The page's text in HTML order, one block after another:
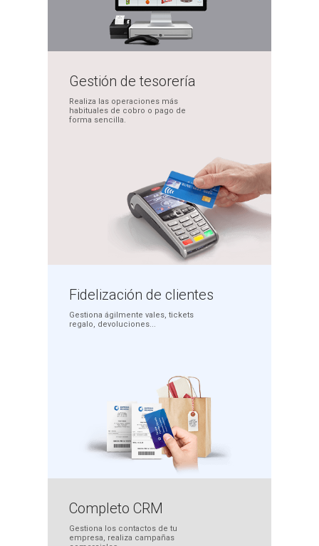
Gestión de tesorería
Realiza las operaciones más
habituales de cobro o pago de
forma sencilla.
Fidelizaciónde clientes
Gestiona ágilmente vales, tickets
regalo, devoluciones...
CompletoCRM
Gestiona los contactos de tu
empresa, realiza campañas